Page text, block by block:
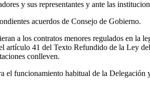
y sus representantes y ante las
acuerdos de Consejo de Gobierno.
a los contratos menores regulados en la
artículo 41 del Texto Refundido de la Ley
conlleven.
el funcionamiento habitual de la